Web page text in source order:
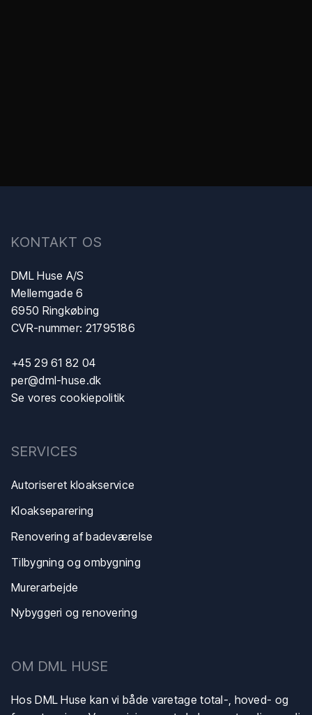
​KONTAKT OS
DML Huse A/S
Mellemgade 6
6950 Ringkøbing
CVR-nummer: 21795186
+45 29 61 82 04
per@dml-huse.dk
Se vores cookiepolitik
SERVICES
Autoriseret kloakservice
Kloakse​parering
Renovering af badeværelse
Tilbygning og ombygning
Murerarbejde
Nybyggeri og renovering
​OM DML HUSE
Hos DML Huse kan vi både varetage total-, hoved- og